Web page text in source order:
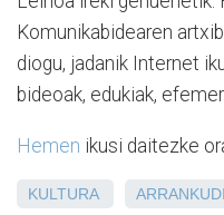
Komunikabidearen
diogu, jadanik Internet
bideoak, edukiak,
Hemen ikusi daitezke
KULTURA